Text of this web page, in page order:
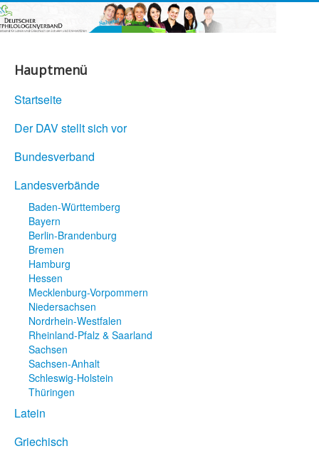
Hauptmenü
Startseite
Der DAV stellt sich vor
Bundesverband
Landesverbände
Baden-Württemberg
Bayern
Berlin-Brandenburg
Bremen
Hamburg
Hessen
Mecklenburg-Vorpommern
Niedersachsen
Nordrhein-Westfalen
Rheinland-Pfalz & Saarland
Sachsen
Sachsen-Anhalt
Schleswig-Holstein
Thüringen
Latein
Griechisch